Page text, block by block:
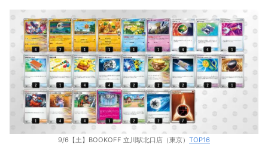
9/6【土】BOOKOFF 立川駅北口店（東京） TOP16